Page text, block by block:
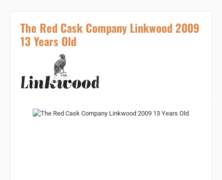
The Red Cask Company Linkwood 2009
13 Years Old
Bildergalerie überspringen